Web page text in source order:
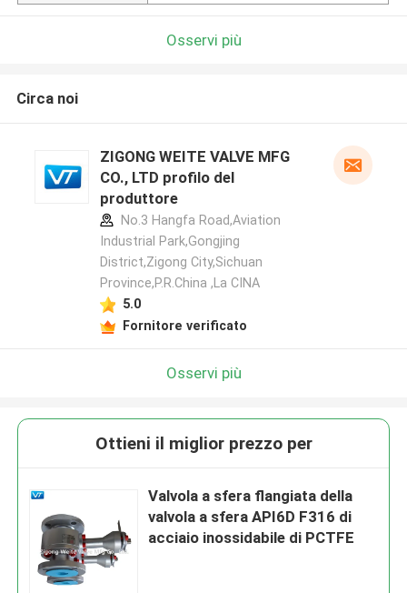
Osservi più
Circa noi
ZIGONG WEITE VALVE MFG
CO., LTD profilo del
produttore
No.3 Hangfa Road,Aviation
Industrial Park,Gongjing
District,Zigong City,Sichuan
Province,P.R.China ,La CINA
5.0
Fornitore verificato
Osservi più
Ottieni il miglior prezzo per
Valvola a sfera flangiata della
valvola a sfera API6D F316 di
acciaio inossidabile di PCTFE